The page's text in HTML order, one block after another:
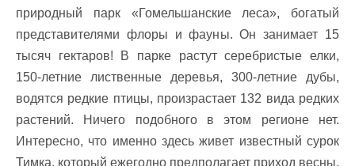
природный парк «Гомельшанские леса», богатый
представителями флоры и фауны. Он занимает 15
тысяч гектаров! В парке растут серебристые елки,
150-летние лиственные деревья, 300-летние дубы,
водятся редкие птицы, произрастает 132 вида редких
растений. Ничего подобного в этом регионе нет.
Интересно, что именно здесь живет известный сурок
Тимка, который ежегодно предполагает приход весны.